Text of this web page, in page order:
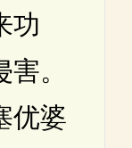
功
。
优婆